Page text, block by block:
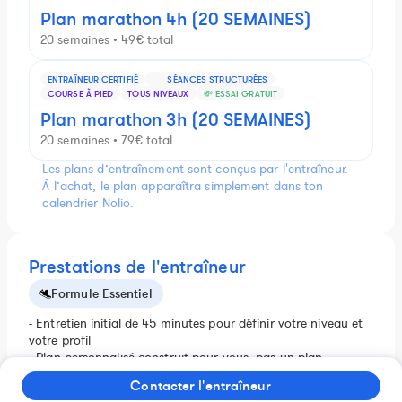
Plan marathon 4h (20 SEMAINES)
20 semaines • 49€ total
ENTRAÎNEUR CERTIFIÉ
SÉANCES STRUCTURÉES
COURSE À PIED
TOUS NIVEAUX 💸 ESSAI GRATUIT
Plan marathon 3h (20 SEMAINES)
20 semaines • 79€ total
Les plans d’entraînement sont conçus par l'entraîneur.
À l’achat, le plan apparaîtra simplement dans ton
calendrier Nolio.
Prestations de l'entraîneur
Formule Essentiel
- Entretien initial de 45 minutes pour définir votre niveau et
votre profil
- Plan personnalisé construit pour vous, pas un plan
générique adapté
- Suivi et ajustement des séances via Nolio en continu
Contacter l'entraîneur